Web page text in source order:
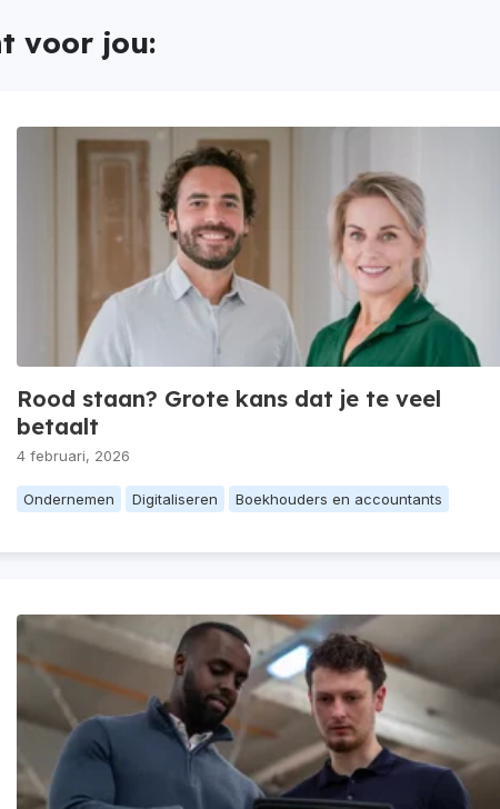
voor jou:
Rood staan? Grote kans dat je te veel
betaalt
4 februari, 2026
Ondernemen Digitaliseren Boekhouders en accountants